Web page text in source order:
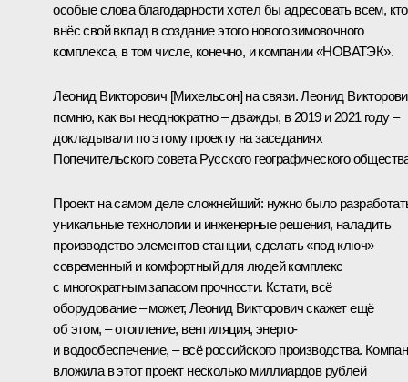
особые слова благодарности хотел бы адресовать всем, кто
внёс свой вклад в создание этого нового зимовочного
комплекса, в том числе, конечно, и компании «НОВАТЭК».
Леонид Викторович [Михельсон] на связи. Леонид
помню, как вы неоднократно – дважды, в 2019 и 2021 году –
докладывали по этому проекту на заседаниях
Попечительского совета Русского географического
Проект на самом деле сложнейший: нужно было
уникальные технологии и инженерные решения, наладить
производство элементов станции, сделать «под ключ»
современный и комфортный для людей комплекс
с многократным запасом прочности. Кстати, всё
оборудование – может, Леонид Викторович скажет ещё
об этом, – отопление, вентиляция, энерго-
и водообеспечение, – всё российского производства.
вложила в этот проект несколько миллиардов рублей